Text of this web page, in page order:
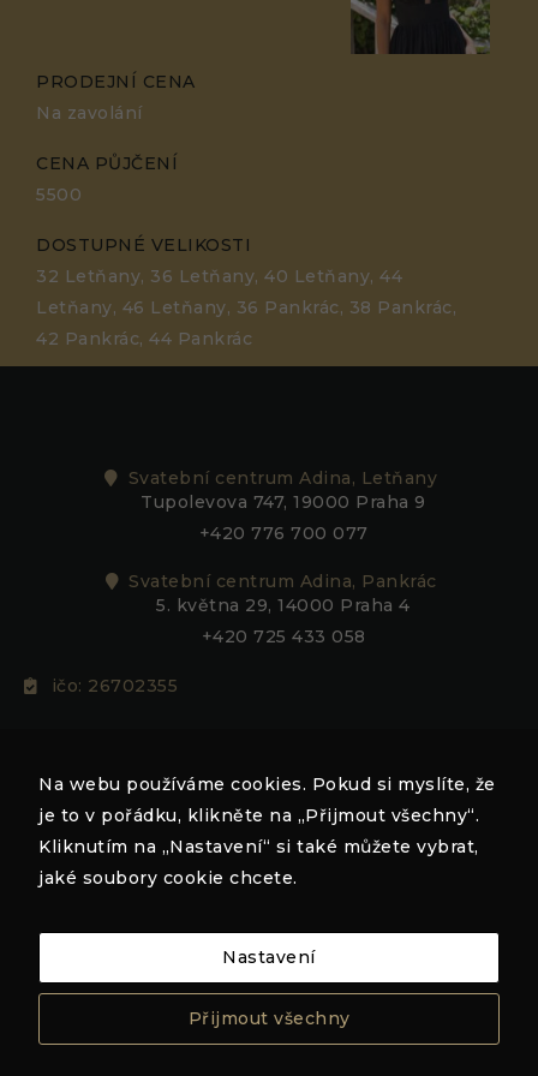
PRODEJNÍ CENA
Na zavolání
CENA PŮJČENÍ
5500
DOSTUPNÉ VELIKOSTI
32 Letňany, 36 Letňany, 40 Letňany, 44
Letňany, 46 Letňany, 36 Pankrác, 38 Pankrác,
42 Pankrác, 44 Pankrác
Svatební centrum Adina, Letňany
Tupolevova 747, 19000 Praha 9
+420 776 700 077
Svatební centrum Adina, Pankrác
5. května 29, 14000 Praha 4
+420 725 433 058
ičo: 26702355
Na webu používáme cookies. Pokud si myslíte, že
je to v pořádku, klikněte na „Přijmout všechny“.
Kliknutím na „Nastavení“ si také můžete vybrat,
jaké soubory cookie chcete.
Nastavení
Přijmout všechny
Nezbytné
Jsou
pro
fungování
Statistiky
Abychom
mohli
zlepšovat